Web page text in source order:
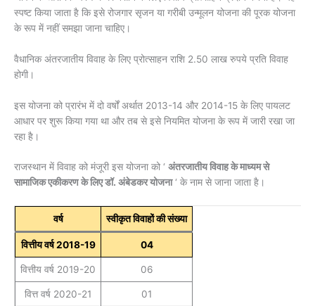
स्पष्ट किया जाता है कि इसे रोजगार सृजन या गरीबी उन्मूलन योजना की पूरक योजना
के रूप में नहीं समझा जाना चाहिए।
वैधानिक अंतरजातीय विवाह के लिए प्रोत्साहन राशि 2.50 लाख रुपये प्रति विवाह
होगी।
इस योजना को प्रारंभ में दो वर्षों अर्थात 2013-14 और 2014-15 के लिए पायलट
आधार पर शुरू किया गया था और तब से इसे नियमित योजना के रूप में जारी रखा जा
रहा है।
राजस्थान में विवाह को मंजूरी इस योजना को ‘ अंतरजातीय विवाह के माध्यम से
सामाजिक एकीकरण के लिए डॉ. अंबेडकर योजना‘ के नाम से जाना जाता है।
वर्ष स्वीकृत विवाहों की संख्या
वित्तीय वर्ष 2018-19 04
वित्तीय वर्ष 2019-20 06
वित्त वर्ष 2020-21 01